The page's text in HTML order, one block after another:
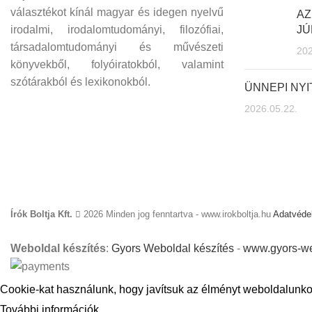
választékot kínál magyar és idegen nyelvű
irodalmi, irodalomtudományi, filozófiai,
társadalomtudományi és művészeti
könyvekből, folyóiratokból, valamint
szótárakból és lexikonokból.
ÜNNEPI
2026.05.22.
Írók Boltja Kft. 2026 Minden jog fenntartva - www.irokboltja.hu
Weboldal készítés: Gyors Weboldal készítés - www.gyors-
Cookie-kat használunk, hogy javítsuk az élményt
További információk